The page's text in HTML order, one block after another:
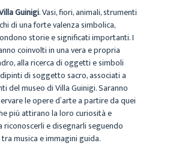
Guinigi. Vasi, fiori, animali, strumenti
di una forte valenza simbolica,
storie e significati importanti. I
coinvolti in una vera e propria
alla ricerca di oggetti e simboli
di soggetto sacro, associati a
del museo di Villa Guinigi. Saranno
le opere d’arte a partire da quei
più attirano la loro curiosità e
riconoscerli e disegnarli seguendo
musica e immagini guida.